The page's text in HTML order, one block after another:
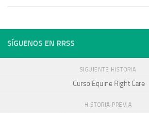
SÍGUENOS EN RRSS
SIGUIENTE HISTORIA
Curso Equine Right Care
HISTORIA PREVIA